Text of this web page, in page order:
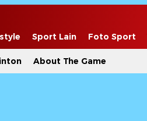
Sport Lain Foto Sport
About The Game